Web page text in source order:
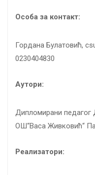
Особа за контакт:
Гордана Булатовић,
0230404830
Аутори:
Дипломирани педагог
ОШ“Васа Живковић“
Реализатори: